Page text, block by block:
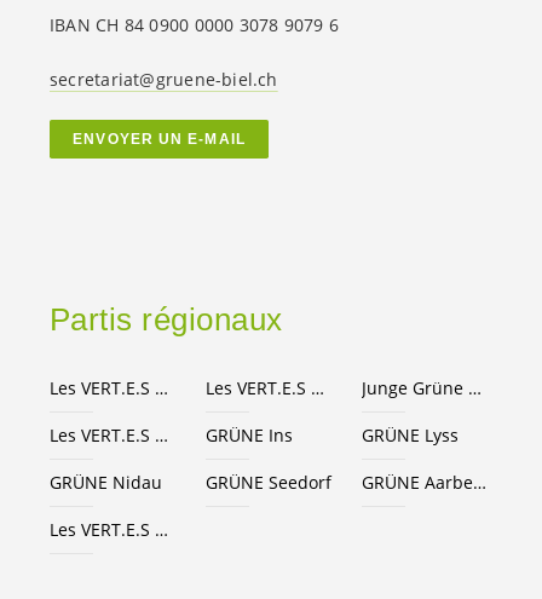
Partis régionaux
Les VERT.E.S Les VERT.E.S Junge Grüne Kanton Bern
Les VERT.E.S GRÜNE Ins GRÜNE Lyss
GRÜNE Nidau GRÜNE Seedorf GRÜNE Aarberg
Les VERT.E.S
IBAN CH 84 0900 0000 3078 9079 6
secretariat@gruene-biel.ch
ENVOYER UN E-MAIL